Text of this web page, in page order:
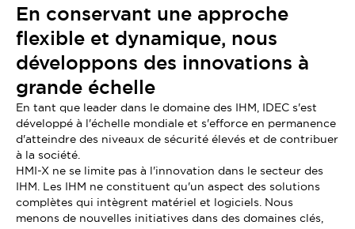
En conservant une approche
flexible et dynamique, nous
développons des innovations à
grande échelle
En tant que leader dans le domaine des IHM, IDEC s'est
développé à l'échelle mondiale et s'efforce en permanence
d'atteindre des niveaux de sécurité élevés et de contribuer
à la société.
HMI-X ne se limite pas à l'innovation dans le secteur des
IHM. Les IHM ne constituent qu'un aspect des solutions
complètes qui intègrent matériel et logiciels. Nous
menons de nouvelles initiatives dans des domaines clés,